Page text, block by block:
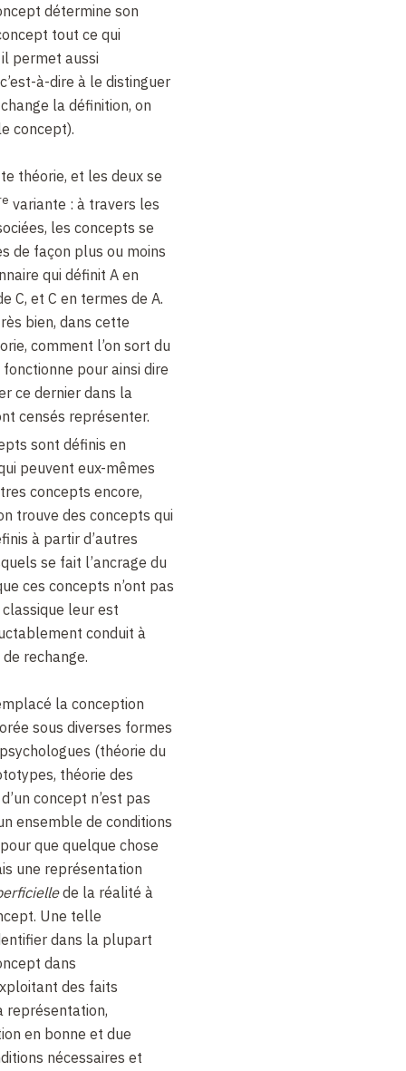
détermine son
tout ce qui
permet aussi
à-dire à le distinguer
la définition, on
concept).
théorie, et les deux se
variante : à travers les
les concepts se
de façon plus ou moins
qui définit A en
C, et C en termes de A.
bien, dans cette
comment l’on sort du
pour ainsi dire
ce dernier dans la
censés représenter.
sont définis en
peuvent eux-mêmes
concepts encore,
trouve des concepts qui
à partir d’autres
se fait l’ancrage du
ces concepts n’ont pas
leur est
conduit à
rechange.
la conception
sous diverses formes
(théorie du
théorie des
concept n’est pas
ensemble de conditions
que quelque chose
une représentation
de la réalité à
Une telle
dans la plupart
dans
des faits
représentation,
en bonne et due
nécessaires et